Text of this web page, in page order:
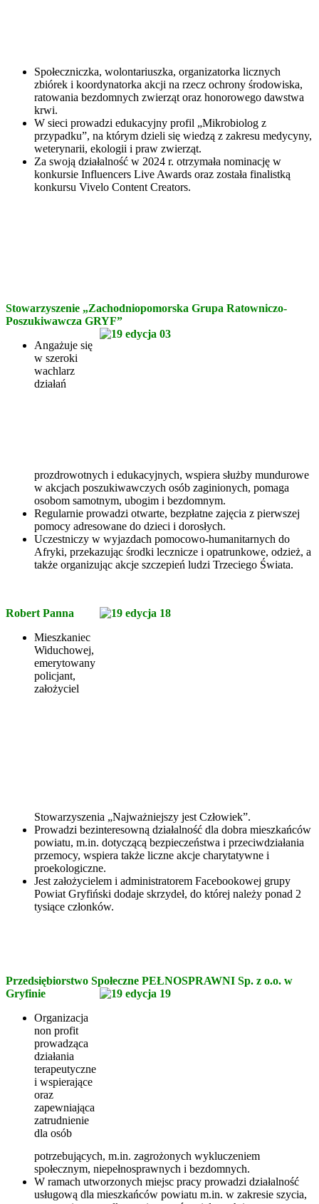
Społeczniczka, wolontariuszka, organizatorka licznych
zbiórek i koordynatorka akcji na rzecz ochrony środowiska,
ratowania bezdomnych zwierząt oraz honorowego dawstwa
krwi.
W sieci prowadzi edukacyjny profil „Mikrobiolog z
przypadku”, na którym dzieli się wiedzą z zakresu medycyny,
weterynarii, ekologii i praw zwierząt.
Za swoją działalność w 2024 r. otrzymała nominację w
konkursie Influencers Live Awards oraz została finalistką
konkursu Vivelo Content Creators.
Stowarzyszenie „Zachodniopomorska Grupa Ratowniczo-
Poszukiwawcza GRYF”
Angażuje się
w szeroki
wachlarz
działań
prozdrowotnych i edukacyjnych, wspiera służby mundurowe
w akcjach poszukiwawczych osób zaginionych, pomaga
osobom samotnym, ubogim i bezdomnym.
Regularnie prowadzi otwarte, bezpłatne zajęcia z pierwszej
pomocy adresowane do dzieci i dorosłych.
Uczestniczy w wyjazdach pomocowo-humanitarnych do
Afryki, przekazując środki lecznicze i opatrunkowe, odzież, a
także organizując akcje szczepień ludzi Trzeciego Świata.
Robert Panna
Mieszkaniec
Widuchowej,
emerytowany
policjant,
założyciel
Stowarzyszenia „Najważniejszy jest Człowiek”.
Prowadzi bezinteresowną działalność dla dobra mieszkańców
powiatu, m.in. dotyczącą bezpieczeństwa i przeciwdziałania
przemocy, wspiera także liczne akcje charytatywne i
proekologiczne.
Jest założycielem i administratorem Facebookowej grupy
Powiat Gryfiński dodaje skrzydeł, do której należy ponad 2
tysiące członków.
Przedsiębiorstwo Społeczne PEŁNOSPRAWNI Sp. z o.o. w
Gryfinie
Organizacja
non profit
prowadząca
działania
terapeutyczne
i wspierające
oraz
zapewniająca
zatrudnienie
dla osób
potrzebujących, m.in. zagrożonych wykluczeniem
społecznym, niepełnosprawnych i bezdomnych.
W ramach utworzonych miejsc pracy prowadzi działalność
usługową dla mieszkańców powiatu m.in. w zakresie szycia,